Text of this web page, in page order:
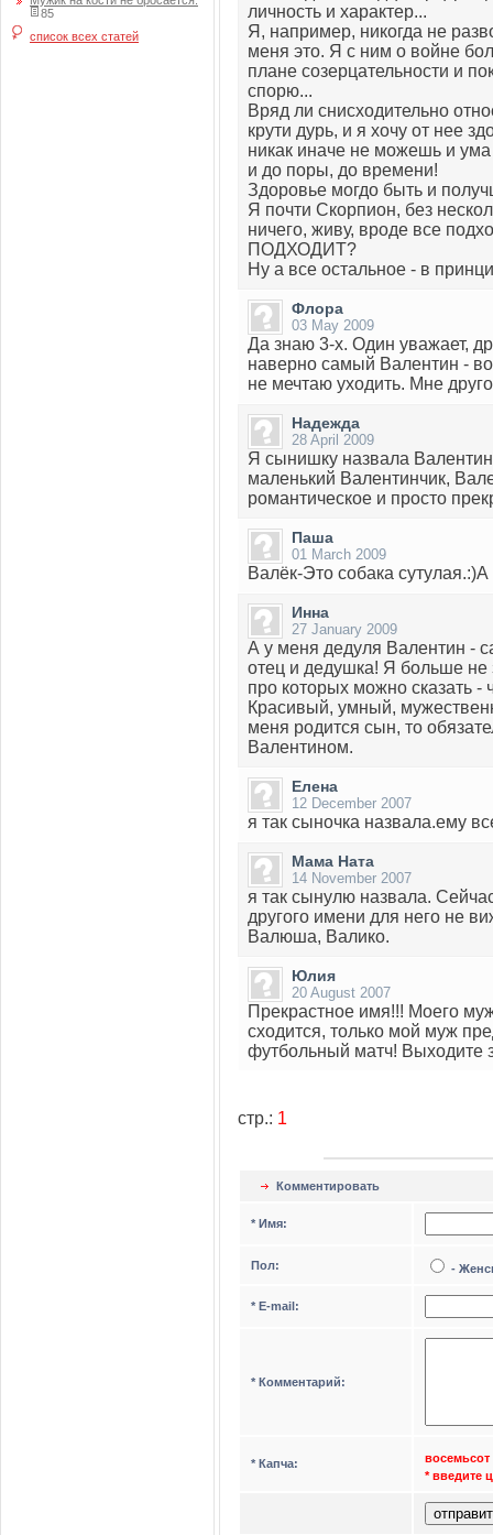
85
список всех статей
личность и характер...
Я, например, никогда не
меня это. Я с ним о войне
плане созерцательности и
спорю...
Вряд ли снисходительно
крути дурь, и я хочу от нее
никак иначе не можешь и ума
и до поры, до времени!
Здоровье могдо быть и
Я почти Скорпион, без
ничего, живу, вроде все
ПОДХОДИТ?
Ну а все остальное - в
Флора
03 May 2009
Да знаю 3-х. Один уважает,
наверно самый Валентин -
не мечтаю уходить. Мне
Надежда
28 April 2009
Я сынишку назвала
маленький Валентинчик,
романтическое и просто
Паша
01 March 2009
Валёк-Это собака
Инна
27 January 2009
А у меня дедуля Валентин -
отец и дедушка! Я больше не
про которых можно сказать -
Красивый, умный,
меня родится сын, то
Валентином.
Елена
12 December 2007
я так сыночка назвала.ему
Мама Ната
14 November 2007
я так сынулю назвала.
другого имени для него не
Валюша, Валико.
Юлия
20 August 2007
Прекрастное имя!!! Моего
сходится, только мой муж
футбольный матч! Выходите
стр.: 1
Комментировать
* Имя:
Пол: -
* Е-mail:
* Комментарий:
* Капча:
восемьсот
* введите